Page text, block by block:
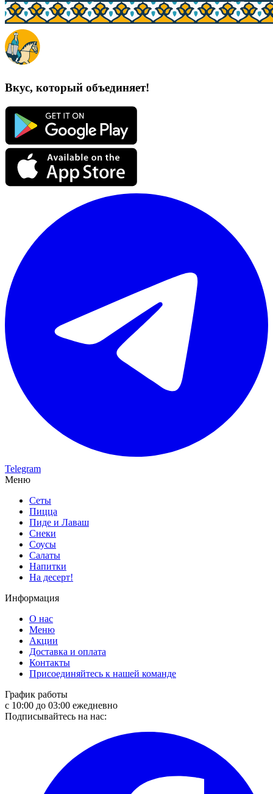
Вкус, который объединяет!
Telegram
Меню
Сеты
Пицца
Пиде и Лаваш
Снеки
Соусы
Салаты
Напитки
На десерт!
Информация
О нас
Меню
Акции
Доставка и оплата
Контакты
Присоединяйтесь к нашей команде
График работы
с 10:00 до 03:00 ежедневно
Подписывайтесь на нас: